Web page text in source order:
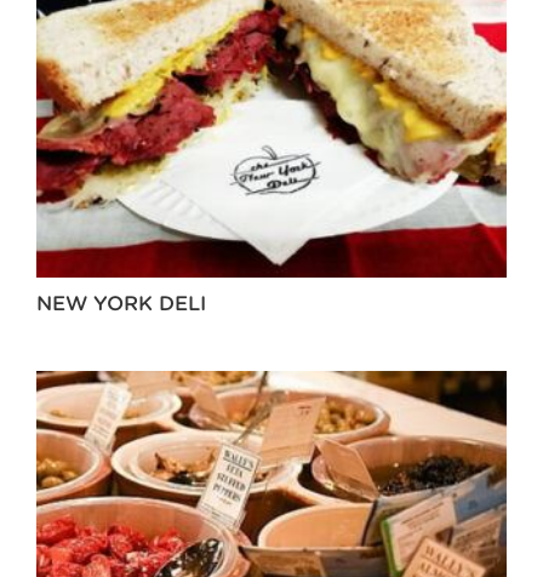
NEW YORK DELI